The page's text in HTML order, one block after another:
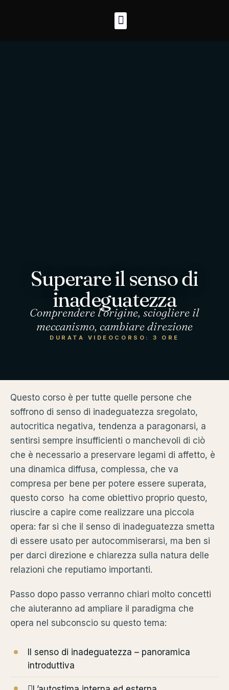
Superare il senso di
inadeguatezza
Comprendere l’origine, sciogliere il
meccanismo, cambiare direzione
DURATA VIDEOCORSO: 3 ORE
Questo corso è per tutte quelle persone che
soffrono di senso di inadeguatezza sregolato,
autocritica negativa, tendenza a paragonarsi, a
sentirsi sempre insufficienti o manchevoli di ciò
che è necessario a preservare legami di affetto, è
una dinamica diffusa, complessa, che va
compresa per bene per potere essere superata,
questo corso ha come obiettivo proprio questo,
riuscire a capire come realizzare una piccola
opera: far si che il senso di inadeguatezza smetta
di essere usato per autocommiserarsi, ma ben si
per darci direzione e chiarezza sulla natura delle
relazioni che reputiamo importanti.
Passo dopo passo verranno chiari molto concetti
che aiuteranno ad ampliare il paradigma che
opera nel subconscio su questo tema:
Il senso di inadeguatezza – panoramica
introduttiva